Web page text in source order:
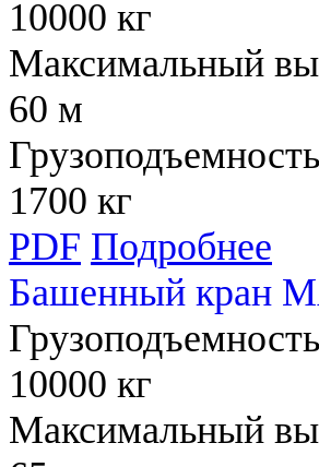
10000 кг
Максимальный
60 м
1700 кг
PDF Подробнее
Башенный кран
Грузоподъемность
10000 кг
Максимальный